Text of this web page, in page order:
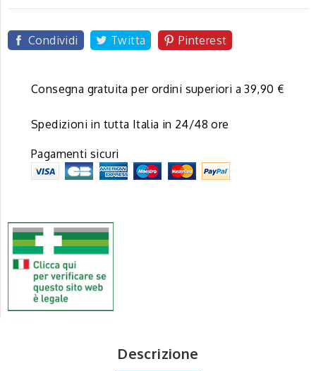
Condividi Twitta Pinterest
Consegna gratuita per ordini superiori a 39,90 €
Spedizioni in tutta Italia in 24/48 ore
Pagamenti sicuri
Descrizione